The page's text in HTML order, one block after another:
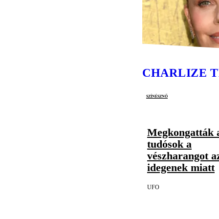
CHARLIZE
színésznő
Megkongatták
tudósok a
vészharangot
idegenek miatt
UFO